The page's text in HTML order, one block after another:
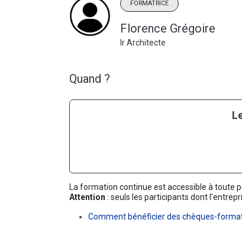
FORMATRICE
Florence Grégoire
Ir Architecte
Quand ?
La formation continue est accessible à toute
Attention : seuls les participants dont
Comment bénéficier des chèques-